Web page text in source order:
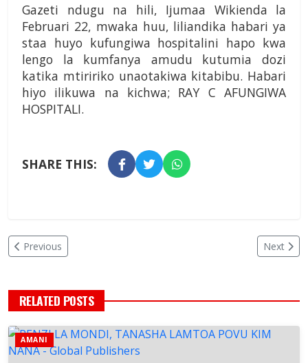
Gazeti ndugu na hili, Ijumaa Wikienda la
Februari 22, mwaka huu, liliandika habari ya
staa huyo kufungiwa hospitalini hapo kwa
lengo la kumfanya amudu kutumia dozi
katika mtiririko unaotakiwa kitabibu. Habari
hiyo ilikuwa na kichwa; RAY C AFUNGIWA
HOSPITALI.
SHARE THIS:
Previous Next
RELATED POSTS
AMANI